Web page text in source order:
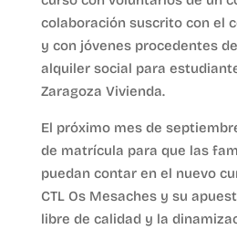
colaboración suscrito con el
y con jóvenes procedentes
alquiler social para
Zaragoza Vivienda.
El próximo mes de
de matrícula para que las
puedan contar en el nuevo
CTL Os Mesaches y su
libre de calidad y la